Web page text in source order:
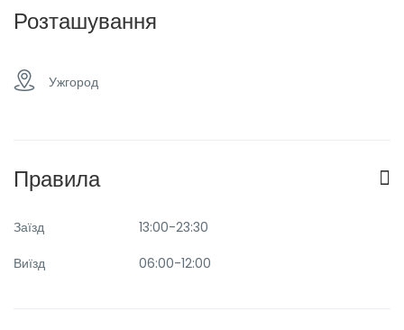
Трансфер до
Розташування
Ужгород
Правила
Заїзд
13:00-23:30
Виїзд
06:00-12:00